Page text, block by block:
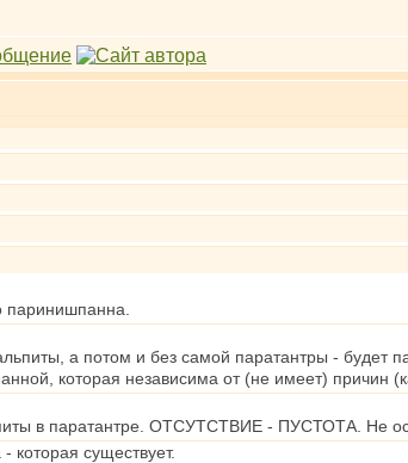
паринишпанна.
а потом и без самой паратантры - будет
которая независима от (не имеет) причин
в паратантре. ОТСУТСТВИЕ - ПУСТОТА. Не
которая существует.